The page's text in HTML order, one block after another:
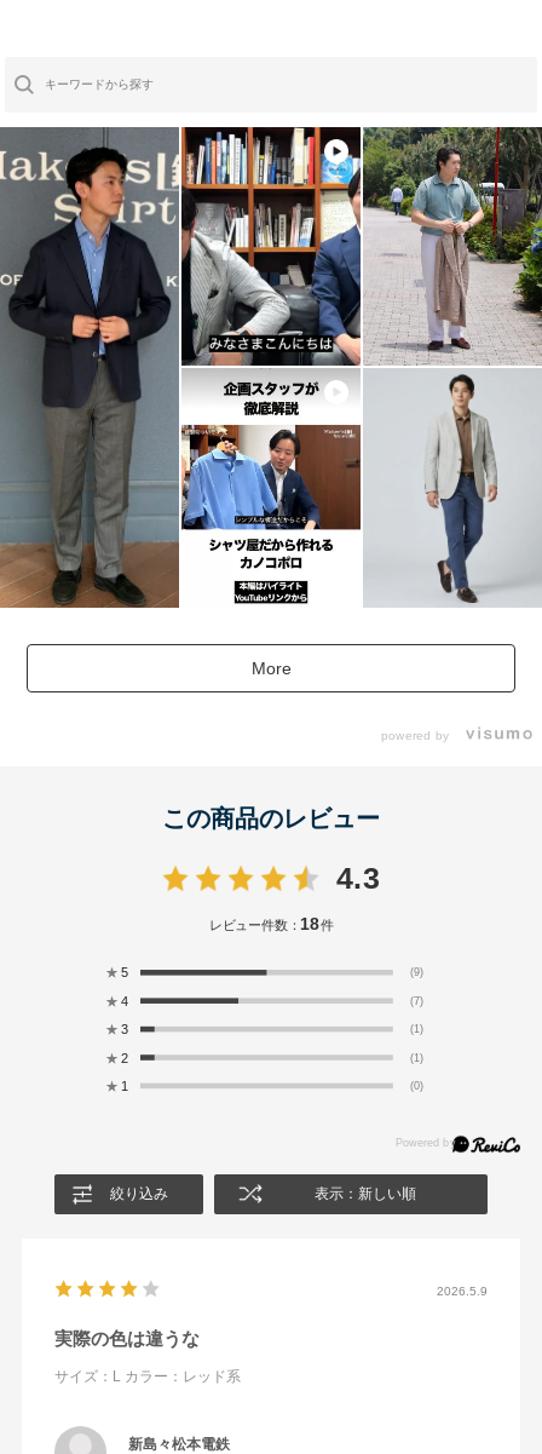
More
powered by
この商品のレビュー
4.3
レビュー件数： 18件
★ 5 (9)
★ 4 (7)
★ 3 (1)
★ 2 (1)
★ 1 (0)
絞り込み 表示：新しい順
2026.5.9
実際の色は違うな
サイズ：L カラー：レッド系
新島々松本電鉄